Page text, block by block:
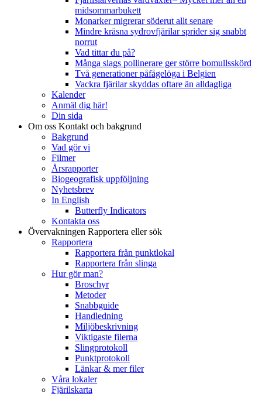
midsommarbukett
Monarker migrerar söderut allt senare
Mindre kräsna sydrovfjärilar sprider sig snabbt
norrut
Vad tittar du på?
Många slags pollinerare ger större bomullsskörd
Två generationer påfågelöga i Belgien
Vackra fjärilar skyddas oftare än alldagliga
Kalender
Anmäl dig här!
Din sida
Om oss Kontakt och bakgrund
Bakgrund
Vad gör vi
Filmer
Årsrapporter
Biogeografisk uppföljning
Nyhetsbrev
In English
Butterfly Indicators
Kontakta oss
Övervakningen Rapportera eller sök
Rapportera
Rapportera från punktlokal
Rapportera från slinga
Hur gör man?
Broschyr
Metoder
Snabbguide
Handledning
Miljöbeskrivning
Viktigaste filerna
Slingprotokoll
Punktprotokoll
Länkar & mer filer
Våra lokaler
Fjärilskarta